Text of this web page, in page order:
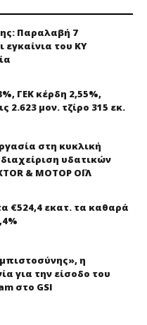
Παραλαβή 7
του ΚΥ
ΓΕΚ κέρδη 2,55%,
2.623 μον. τζίρο 315 εκ.
στη κυκλική
υδατικών
& ΜΟΤΟΡ ΟΪΛ
€524,4 εκατ. τα καθαρά
η
για την είσοδο του
στο GSI